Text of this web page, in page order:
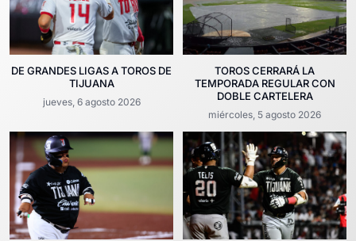
DE GRANDES LIGAS A TOROS DE
TIJUANA
jueves, 6 agosto 2026
TOROS CERRARÁ LA
TEMPORADA REGULAR CON
DOBLE CARTELERA
miércoles, 5 agosto 2026